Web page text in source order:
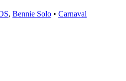
, Bennie Solo • Carnaval